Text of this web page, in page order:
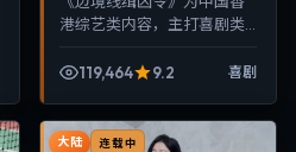
港综艺类内容，主打喜剧类
晰，适合移动端与电视端随
119,464 9.2 喜剧
大陆 连载中